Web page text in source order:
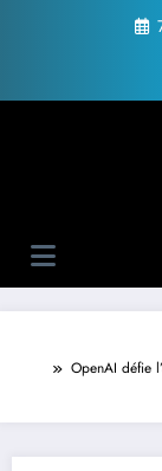
OpenAI défie